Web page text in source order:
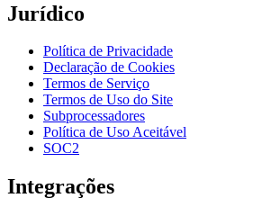
Jurídico
Política de Privacidade
Declaração de Cookies
Termos de Serviço
Termos de Uso do Site
Subprocessadores
Política de Uso Aceitável
SOC2
Integrações